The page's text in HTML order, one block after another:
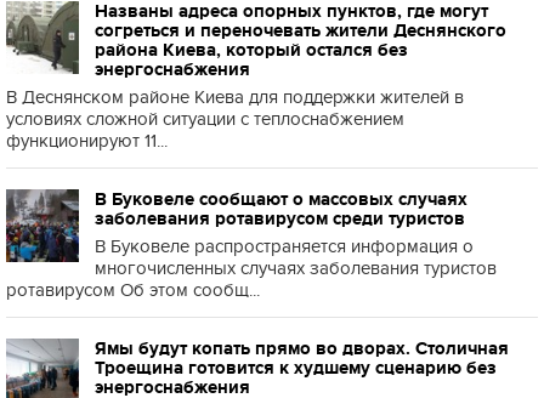
Названы адреса опорных пунктов, где могут
согреться и переночевать жители Деснянского
района Киева, который остался без
энергоснабжения
В Деснянском районе Киева для поддержки жителей в
условиях сложной ситуации с теплоснабжением
функционируют 11...
В Буковеле сообщают о массовых случаях
заболевания ротавирусом среди туристов
В Буковеле распространяется информация о
многочисленных случаях заболевания туристов
ротавирусом Об этом сообщ...
Ямы будут копать прямо во дворах. Столичная
Троещина готовится к худшему сценарию без
энергоснабжения